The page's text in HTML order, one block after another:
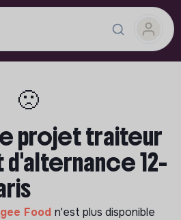
🙁
projet traiteur
12-
Food n'est plus disponible